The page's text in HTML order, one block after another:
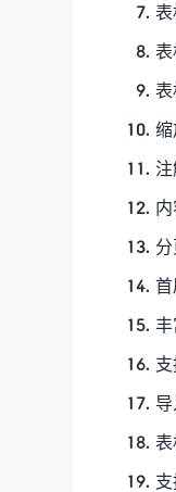
表
表
缩
注
内
分